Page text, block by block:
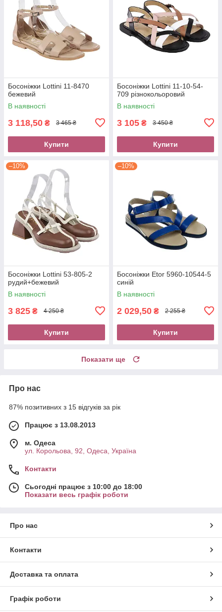
Босоніжки Lottini 11-8470
бежевий
В наявності
3 118,50 ₴ 3 465 ₴
Купити
Босоніжки Lottini 11-10-54-
709 різнокольоровий
В наявності
3 105 ₴ 3 450 ₴
Купити
–10%
Босоніжки Lottini 53-805-2
рудий+бежевий
В наявності
3 825 ₴ 4 250 ₴
Купити
–10%
Босоніжки Etor 5960-10544-5
синій
В наявності
2 029,50 ₴ 2 255 ₴
Купити
Показати ще
Про нас
87% позитивних з 15 відгуків за рік
Працює з 13.08.2013
м. Одеса
ул. Корольова, 92, Одеса, Україна
Контакти
Сьогодні працює з 10:00 до 18:00
Показати весь графік роботи
Про нас
Контакти
Доставка та оплата
Графік роботи